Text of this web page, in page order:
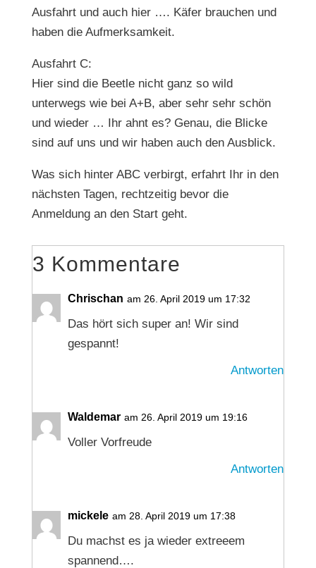
Ausfahrt und auch hier …. Käfer brauchen und
haben die Aufmerksamkeit.
Ausfahrt C:
Hier sind die Beetle nicht ganz so wild
unterwegs wie bei A+B, aber sehr sehr schön
und wieder … Ihr ahnt es? Genau, die Blicke
sind auf uns und wir haben auch den Ausblick.
Was sich hinter ABC verbirgt, erfahrt Ihr in den
nächsten Tagen, rechtzeitig bevor die
Anmeldung an den Start geht.
3 Kommentare
Chrischan am 26. April 2019 um 17:32
Das hört sich super an! Wir sind
gespannt!
Antworten
Waldemar am 26. April 2019 um 19:16
Voller Vorfreude
Antworten
mickele am 28. April 2019 um 17:38
Du machst es ja wieder extreeem
spannend….